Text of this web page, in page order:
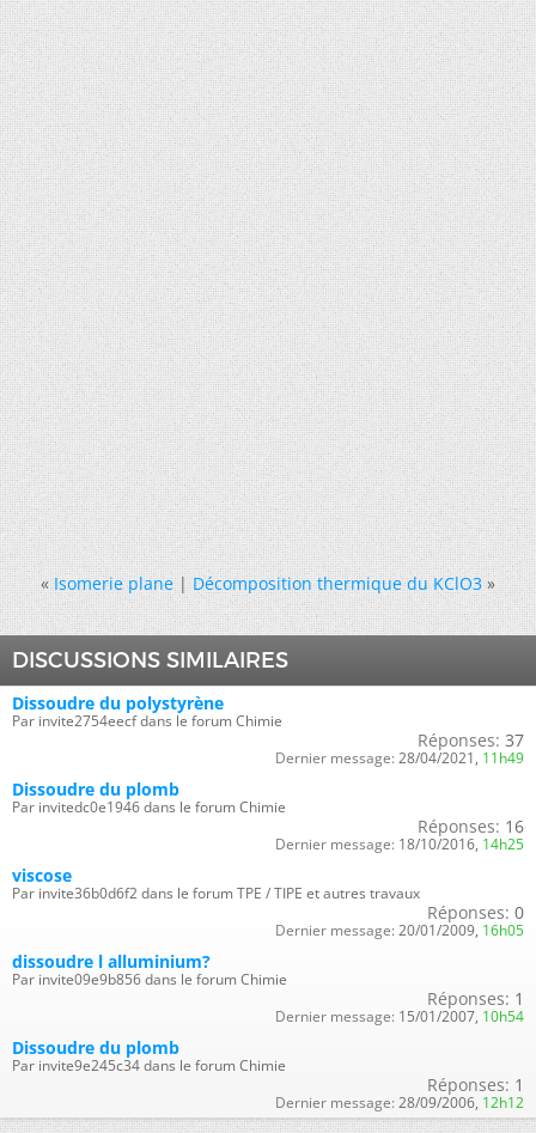
« Isomerie plane|Décomposition thermique du KClO3 »
DISCUSSIONS SIMILAIRES
Dissoudre du polystyrène
Par invite2754eecf dans le forum Chimie
Réponses: 37
Dernier message: 28/04/2021, 11h49
Dissoudre du plomb
Par invitedc0e1946 dans le forum Chimie
Réponses: 16
Dernier message: 18/10/2016, 14h25
viscose
Par invite36b0d6f2 dans le forum TPE / TIPE et autres travaux
Réponses: 0
Dernier message: 20/01/2009, 16h05
dissoudre l alluminium?
Par invite09e9b856 dans le forum Chimie
Réponses: 1
Dernier message: 15/01/2007, 10h54
Dissoudre du plomb
Par invite9e245c34 dans le forum Chimie
Réponses: 1
Dernier message: 28/09/2006, 12h12